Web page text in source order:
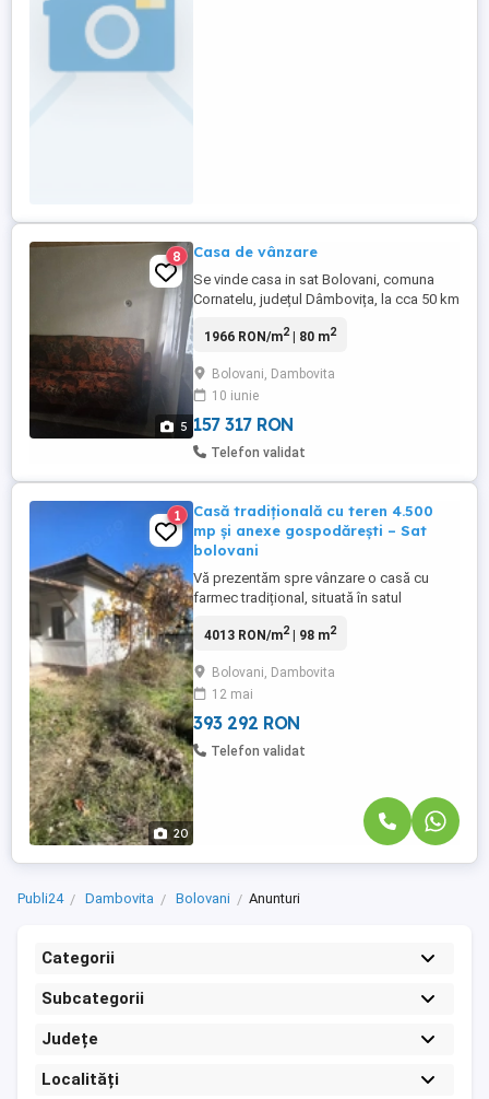
5
8 Casa de vânzare
Se vinde casa in sat Bolovani, comuna
Cornatelu, județul Dâmbovița, la cca 50 km
reteaua de curent electric, actele la zi, are
diametru), garduri. Suprafata totala
1900m. Mai multe detalii la tel .
1966 RON/m2| 80 m2
Bolovani, Dambovita
10 iunie
157 317 RON
Telefon validat
20
1
Casă tradițională cu teren 4.500
mp și anexe gospodărești – Sat
bolovani
Vă prezentăm spre vânzare o casă cu
farmec tradițional, situată în satul
km de București și 24 km de Târgoviște, o
aer curat și un stil de viață autentic,
aproape de natură. Proprietatea dispune
de o suprafață totală ...
4013 RON/m2| 98 m2
Bolovani, Dambovita
12 mai
393 292 RON
Telefon validat
Publi24 Dambovita Bolovani Anunturi
Categorii
Subcategorii
Județe
Localități